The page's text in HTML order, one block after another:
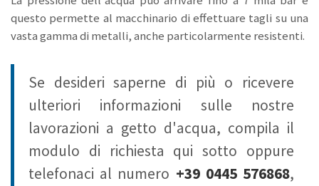
questo permette al macchinario di effettuare tagli su una
vasta gamma di metalli, anche particolarmente resistenti.
Se desideri saperne di più o ricevere
ulteriori informazioni sulle nostre
lavorazioni a getto d'acqua, compila il
modulo di richiesta qui sotto oppure
telefonaci al numero +39 0445 576868,